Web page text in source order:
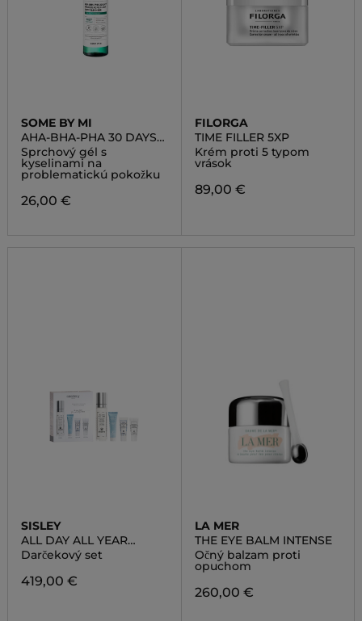
SOME BY MI
AHA-BHA-PHA 30 DAYS
MIRACLE ACNE CLEAR
BODY CLEANSER
Sprchový gél s
kyselinami na
problematickú pokožku
26,00 €
FILORGA
TIME FILLER 5XP
Krém proti 5 typom
vrások
89,00 €
SISLEY
ALL DAY ALL YEAR
DISCOVERY SET
Darčekový set
419,00 €
LA MER
THE EYE BALM INTENSE
Očný balzam proti
opuchom
260,00 €